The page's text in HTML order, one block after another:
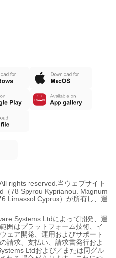
rights reserved. 当ウェブサイト
（78 Spyrou Kyprianou, Magnum
Limassol Cyprus）が所有し、運
Systems Ltdによって開発、運
囲はプラットフォーム技術、イ
ェア開発、運用およびサポート
請求、支払い、請求書発行およ
Ltdおよび／または同グル